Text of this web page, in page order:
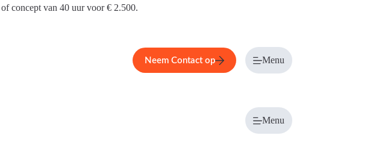
concept van 40 uur voor € 2.500.
Neem Contact op Menu
Menu